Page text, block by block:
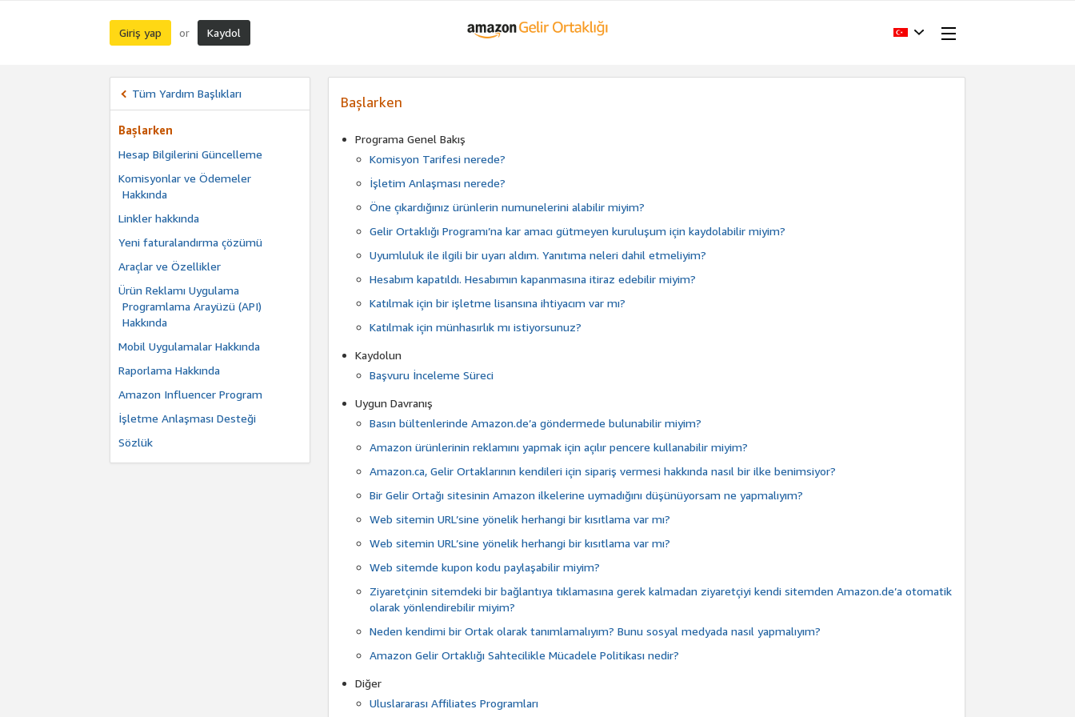
Giriş yap or Kaydol
Tüm Yardım Başlıkları
Başlarken
Hesap Bilgilerini Güncelleme
Komisyonlar ve Ödemeler
Hakkında
Linkler hakkında
Yeni faturalandırma çözümü
Araçlar ve Özellikler
Ürün Reklamı Uygulama
Programlama Arayüzü (API)
Hakkında
Mobil Uygulamalar Hakkında
Raporlama Hakkında
Amazon Influencer Program
İşletme Anlaşması Desteği
Sözlük
Başlarken
Programa Genel Bakış
Komisyon Tarifesi nerede?
İşletim Anlaşması nerede?
Öne çıkardığınız ürünlerin numunelerini alabilir miyim?
Gelir Ortaklığı Programı’na kar amacı gütmeyen kuruluşum için kaydolabilir miyim?
Uyumluluk ile ilgili bir uyarı aldım. Yanıtıma neleri dahil etmeliyim?
Hesabım kapatıldı. Hesabımın kapanmasına itiraz edebilir miyim?
Katılmak için bir işletme lisansına ihtiyacım var mı?
Katılmak için münhasırlık mı istiyorsunuz?
Kaydolun
Başvuru İnceleme Süreci
Uygun Davranış
Basın bültenlerinde Amazon.de’a göndermede bulunabilir miyim?
Amazon ürünlerinin reklamını yapmak için açılır pencere kullanabilir miyim?
Amazon.ca, Gelir Ortaklarının kendileri için sipariş vermesi hakkında nasıl bir ilke benimsiyor?
Bir Gelir Ortağı sitesinin Amazon ilkelerine uymadığını düşünüyorsam ne yapmalıyım?
Web sitemin URL’sine yönelik herhangi bir kısıtlama var mı?
Web sitemin URL’sine yönelik herhangi bir kısıtlama var mı?
Web sitemde kupon kodu paylaşabilir miyim?
Ziyaretçinin sitemdeki bir bağlantıya tıklamasına gerek kalmadan ziyaretçiyi kendi sitemden Amazon.de’a otomatik
olarak yönlendirebilir miyim?
Neden kendimi bir Ortak olarak tanımlamalıyım? Bunu sosyal medyada nasıl yapmalıyım?
Amazon Gelir Ortaklığı Sahtecilikle Mücadele Politikası nedir?
Diğer
Uluslararası Affiliates Programları